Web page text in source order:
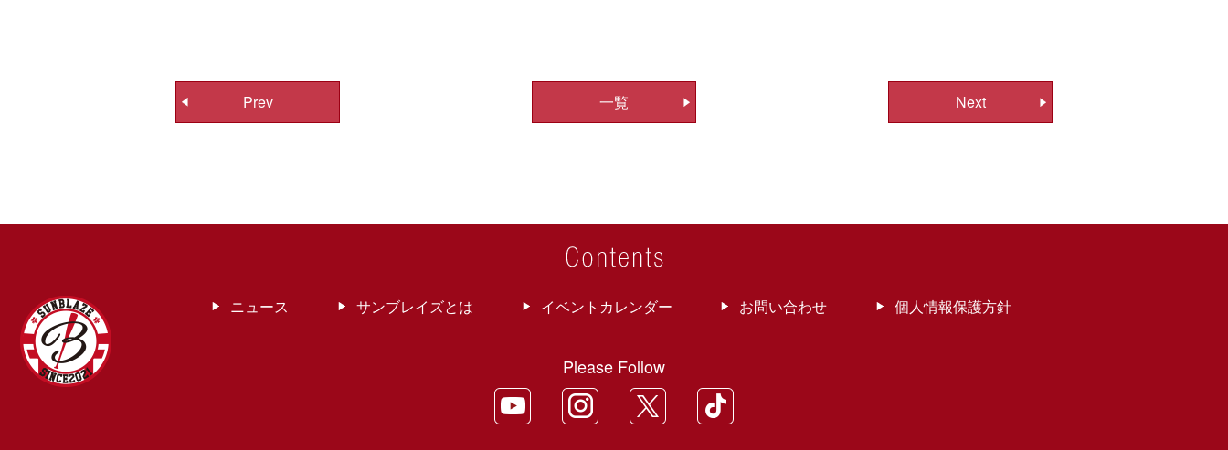
投
稿
ー
Prev Next
一覧
ニュース サンブレイズとは イベントカレンダー お問い合わせ 個人情報保護方針
Please Follow